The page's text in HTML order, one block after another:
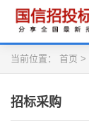
当前位置： 首页 >
招标采购